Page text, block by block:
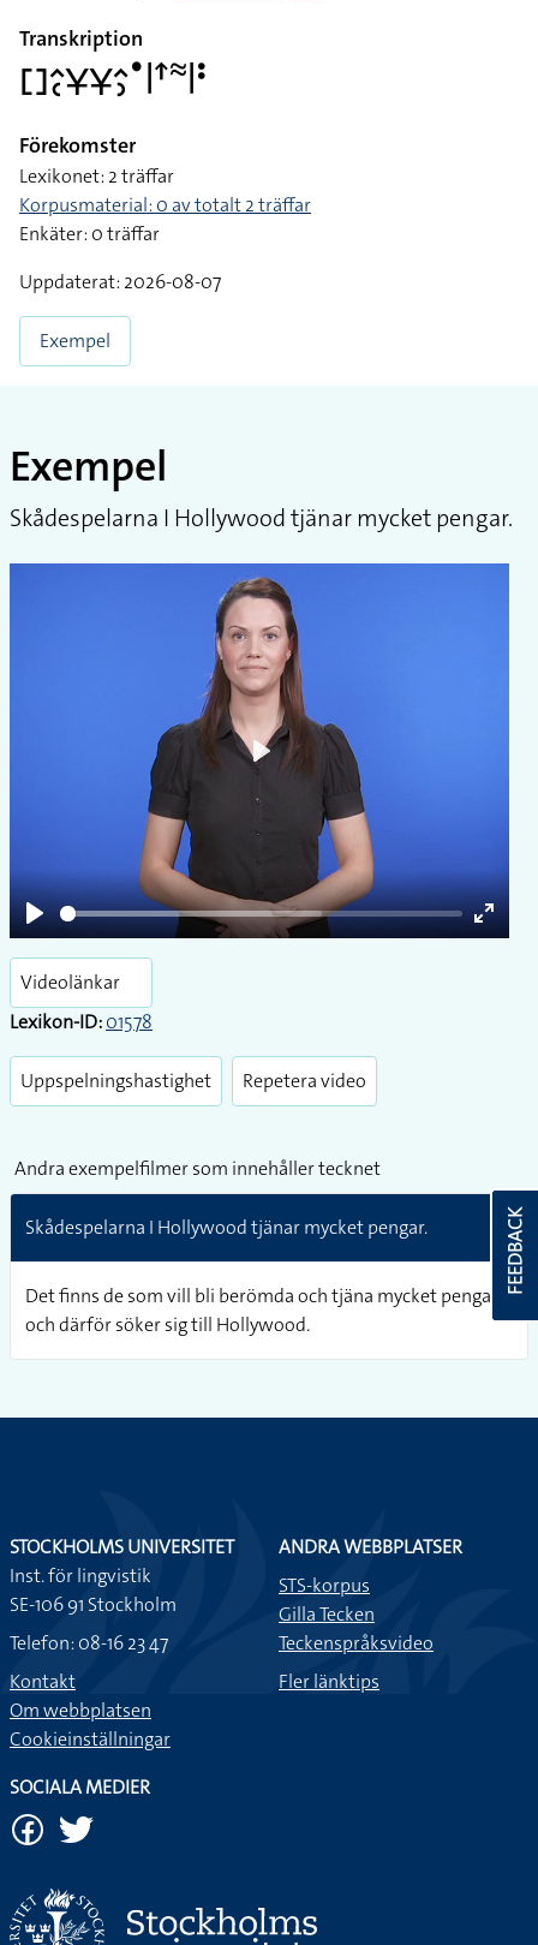
Transkription
􌤓􌤵􌥗􌥃􌥃􌤵􌤶􌤟􌥼􌦃􌦇􌥼􌥻
Förekomster
Lexikonet: 2 träffar
Korpusmaterial: 0 av totalt 2 träffar
Enkäter: 0 träffar
Uppdaterat: 2026-08-07
Exempel
Exempel
Skådespelarna I Hollywood tjänar mycket pengar.
Play
Enter
Videolänkar
Lexikon-ID:01578
Uppspelningshastighet Repetera video
Andra exempelfilmer som innehåller tecknet
Skådespelarna I Hollywood tjänar mycket pengar.
Det finns de som vill bli berömda och tjäna mycket pengar
och därför söker sig till Hollywood.
FEEDBACK
STOCKHOLMS UNIVERSITET
Inst. för lingvistik
SE-106 91 Stockholm
Telefon: 08-16 23 47
Kontakt
Om webbplatsen
Cookieinställningar
ANDRA WEBBPLATSER
STS-korpus
Gilla Tecken
Teckenspråksvideo
Fler länktips
SOCIALA MEDIER